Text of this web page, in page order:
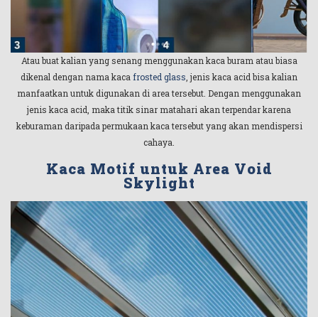
Atau buat kalian yang senang menggunakan kaca buram atau biasa
dikenal dengan nama kacafrosted glass, jenis kaca acid bisa kalian
manfaatkan untuk digunakan di area tersebut. Dengan menggunakan
jenis kaca acid, maka titik sinar matahari akan terpendar karena
keburaman daripada permukaan kaca tersebut yang akan mendispersi
cahaya.
Kaca Motif untuk Area Void
Skylight